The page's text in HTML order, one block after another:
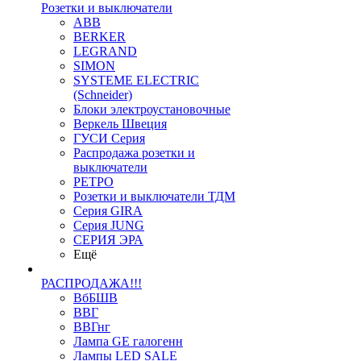
Розетки и выключатели
ABB
BERKER
LEGRAND
SIMON
SYSTEME ELECTRIC
(Schneider)
Блоки электроустановочные
Веркель Швеция
ГУСИ Серия
Распродажа розетки и
выключатели
РЕТРО
Розетки и выключатели ТДМ
Серия GIRA
Серия JUNG
СЕРИЯ ЭРА
Ещё
РАСПРОДАЖА!!!
ВбБШВ
ВВГ
ВВГнг
Лампа GE галогенн
Лампы LED SALE